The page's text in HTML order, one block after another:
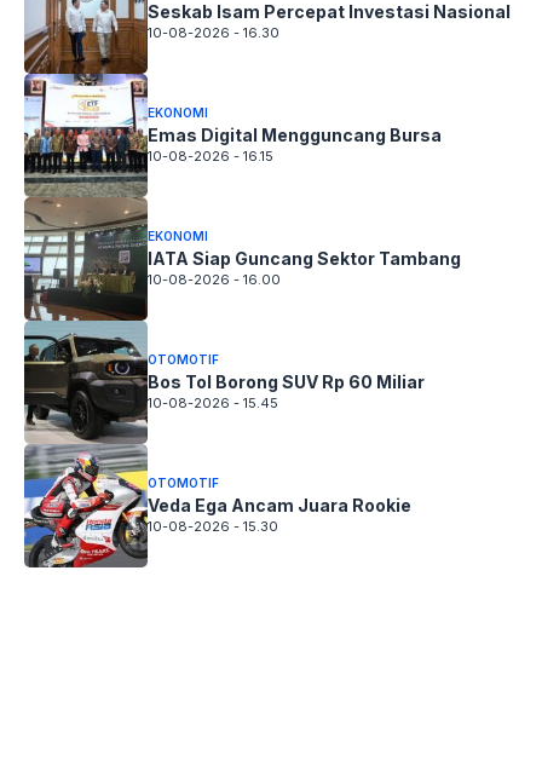
Seskab Isam Percepat Investasi Nasional
10-08-2026 - 16.30
EKONOMI
Emas Digital Mengguncang Bursa
10-08-2026 - 16.15
EKONOMI
IATA Siap Guncang Sektor Tambang
10-08-2026 - 16.00
OTOMOTIF
Bos Tol Borong SUV Rp 60 Miliar
10-08-2026 - 15.45
OTOMOTIF
Veda Ega Ancam Juara Rookie
10-08-2026 - 15.30